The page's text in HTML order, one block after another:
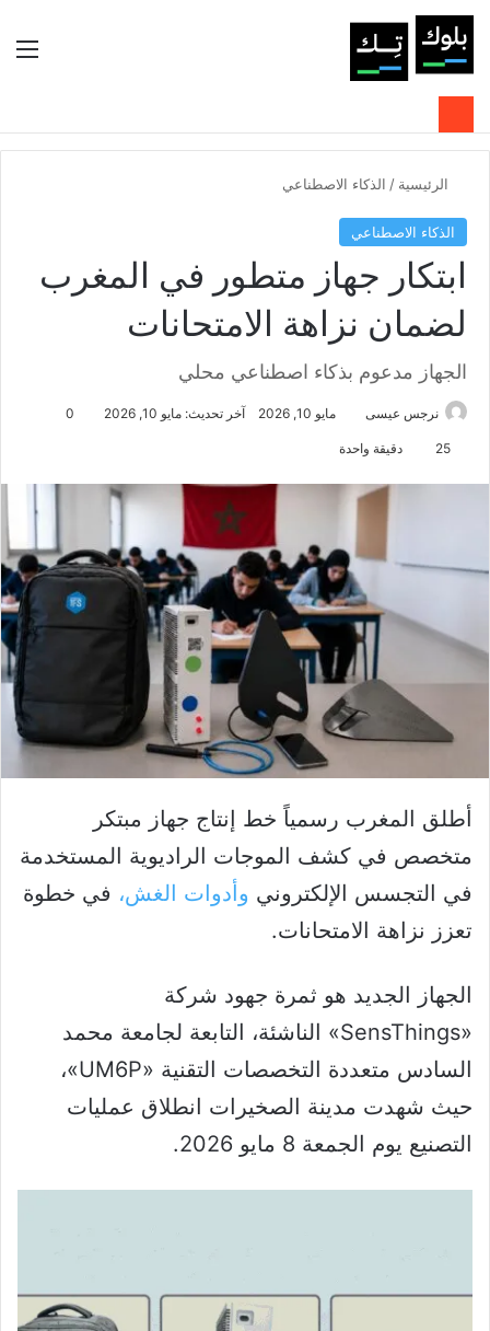
بحثالوضع
الرئيسية / الذكاء الاصطناعي
الذكاء الاصطناعي
ابتكار جهاز متطور في المغرب
لضمان نزاهة الامتحانات
الجهاز مدعوم بذكاء اصطناعي محلي
نرجس عيسى مايو 10, 2026 آخر تحديث: مايو 10, 2026 0
25 دقيقة واحدة
أطلق المغرب رسمياً خط إنتاج جهاز مبتكر
متخصص في كشف الموجات الراديوية المستخدمة
في التجسس الإلكتروني وأدوات الغش، في خطوة
تعزز نزاهة الامتحانات.
الجهاز الجديد هو ثمرة جهود شركة
«SensThings» الناشئة، التابعة لجامعة محمد
السادس متعددة التخصصات التقنية «UM6P»،
حيث شهدت مدينة الصخيرات انطلاق عمليات
التصنيع يوم الجمعة 8 مايو 2026.